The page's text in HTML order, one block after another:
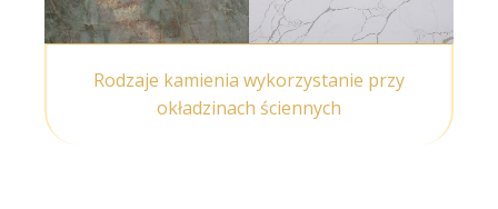
Rodzaje kamienia wykorzystanie przy
okładzinach ściennych